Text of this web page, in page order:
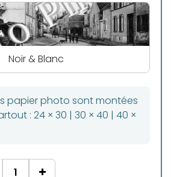
Noir & Blanc
papier photo sont montées
: 24 × 30 | 30 × 40 | 40 ×